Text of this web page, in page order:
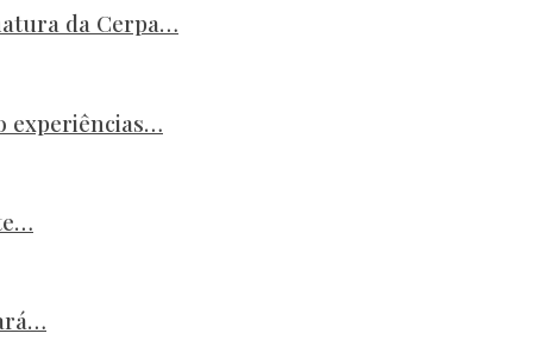
da Cerpa…
experiências…